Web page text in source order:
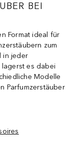
BEI
Format ideal für
zum
in jeder
es dabei
Modelle
Parfumzerstäuber